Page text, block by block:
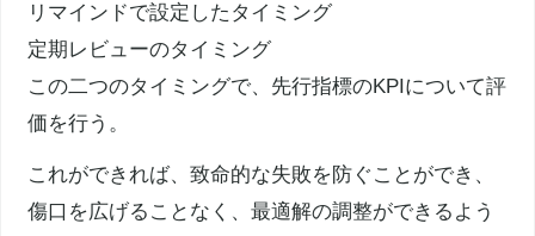
リマインドで設定したタイミング
定期レビューのタイミング
この二つのタイミングで、先行指標のKPIについて評
価を行う。
これができれば、致命的な失敗を防ぐことができ、
傷口を広げることなく、最適解の調整ができるよう